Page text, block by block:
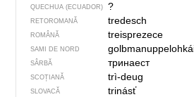
QUECHUA (ECUADOR) ?
RETOROMANĂ tredesch
ROMÂNĂ treisprezece
SAMI DE NORD
SÂRBĂ тринаест
SCOȚIANĂ trì-deug
SLOVACĂ trinásť